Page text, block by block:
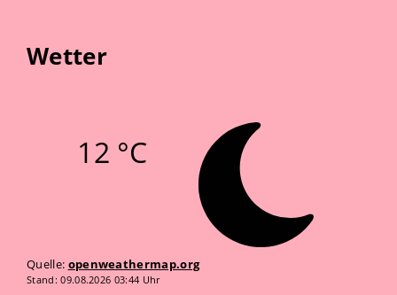
Wetter
12 °C
Quelle: openweathermap.org
Stand: 09.08.2026 03:44 Uhr